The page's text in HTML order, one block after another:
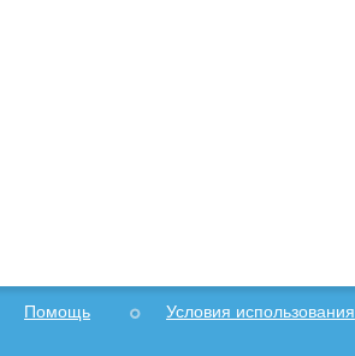
Помощь Условия использования